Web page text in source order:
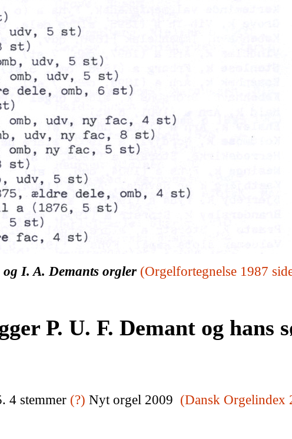
og I. A. Demants orgler (Orgelfortegnelse 1987
P. U. F. Demant og hans
4 stemmer (?) Nyt orgel 2009 (Dansk Orgelindex